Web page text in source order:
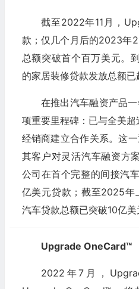
截至2022年11月，
款；仅几个月后的2023年
总额突破首个百万美元。
的家居装修贷款发放总额已
在推出汽车融资产品
项重要里程碑：已与全美
经销商建立合作关系。这
其客户对灵活汽车融资方
公司在首个完整的间接汽
亿美元贷款；截至2025
汽车贷款总额已突破10亿美
Upgrade OneCard™
2022年7月，